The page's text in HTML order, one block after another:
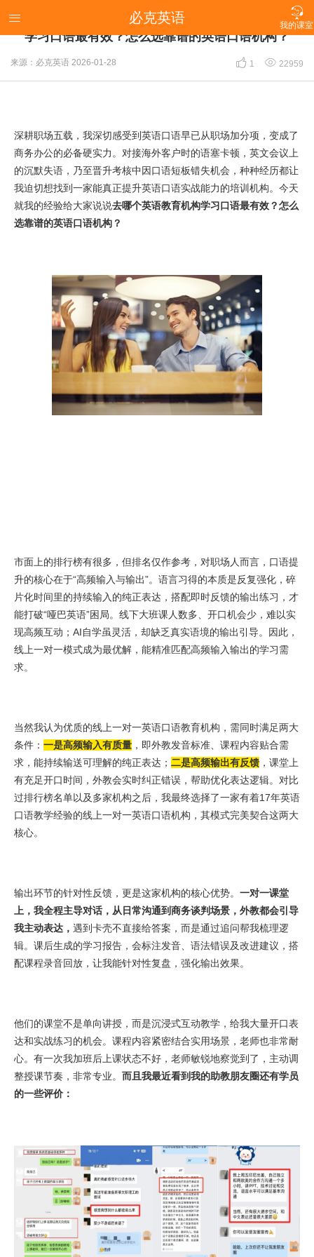

我的课室
 必克英语
【2026年我的英语学习经历】去哪个英语教育机构
学习口语最有效？怎么选靠谱的英语口语机构？
来源：必克英语 2026-01-28  1  22959
深耕职场五载，我深切感受到英语口语早已从职场加分项，变成了
商务办公的必备硬实力。对接海外客户时的语塞卡顿，英文会议上
的沉默失语，乃至晋升考核中因口语短板错失机会，种种经历都让
我迫切想找到一家能真正提升英语口语实战能力的培训机构。今天
就我的经验给大家说说去哪个英语教育机构学习口语最有效？怎么
选靠谱的英语口语机构？
市面上的排行榜有很多，但排名仅作参考，对职场人而言，口语提
升的核心在于“高频输入与输出”。语言习得的本质是反复强化，碎
片化时间里的持续输入的纯正表达，搭配即时反馈的输出练习，才
能打破“哑巴英语”困局。线下大班课人数多、开口机会少，难以实
现高频互动；AI自学虽灵活，却缺乏真实语境的输出引导。因此，
线上一对一模式成为最优解，能精准匹配高频输入输出的学习需
求。
当然我认为优质的线上一对一英语口语教育机构，需同时满足两大
条件： 一是高频输入有质量 ，即外教发音标准、课程内容贴合需
求，能持续输送可理解的纯正表达； 二是高频输出有反馈 ，课堂上
有充足开口时间，外教会实时纠正错误，帮助优化表达逻辑。对比
过排行榜名单以及多家机构之后，我最终选择了一家有着17年英语
口语教学经验的线上一对一英语口语机构，其模式完美契合这两大
核心。
输出环节的针对性反馈，更是这家机构的核心优势。 一对一课堂
上，我全程主导对话，从日常沟通到商务谈判场景，外教都会引导
我主动表达， 遇到卡壳不直接给答案，而是通过追问帮我梳理逻
辑。课后生成的学习报告，会标注发音、语法错误及改进建议，搭
配课程录音回放，让我能针对性复盘，强化输出效果。
他们的课堂不是单向讲授，而是沉浸式互动教学，给我大量开口表
达和实战练习的机会。课程内容紧密结合实用场景，老师也非常耐
心。有一次我加班后上课状态不好，老师敏锐地察觉到了，主动调
整授课节奏，非常专业。 而且我最近看到我的助教朋友圈还有学员
的一些评价：